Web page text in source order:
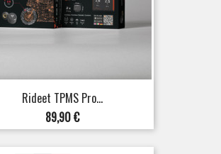
Rideet TPMS Pro...
Preis
89,90 €